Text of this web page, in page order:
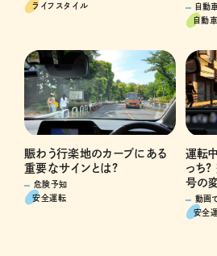
ライフスタイル
自動
自動車
賑わう行楽地のカーブにある
重要なサインとは?
危険予知
安全運転
運転
っち?
号の
動画
安全